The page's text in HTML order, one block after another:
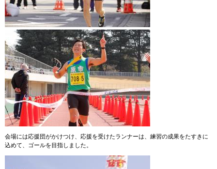
会場には応援団がかけつけ、応援を受けたランナーは、練習の成果をたすきに
込めて、ゴールを目指しました。